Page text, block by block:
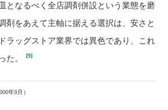
となるべく全店調剤併設という業態を磨
剤をあえて主軸に据える選択は、安さと
ラッグストア業界では異色であり、これ
た。
[9]
年9月）